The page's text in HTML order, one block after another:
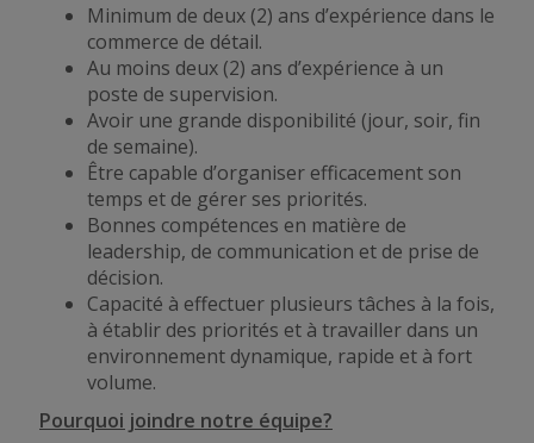
Minimum de deux (2) ans d’expérience dans le
commerce de détail.
Au moins deux (2) ans d’expérience à un
poste de supervision.
Avoir une grande disponibilité (jour, soir, fin
de semaine).
Être capable d’organiser efficacement son
temps et de gérer ses priorités.
Bonnes compétences en matière de
leadership, de communication et de prise de
décision.
Capacité à effectuer plusieurs tâches à la fois,
à établir des priorités et à travailler dans un
environnement dynamique, rapide et à fort
volume.
Pourquoi joindre notre équipe?